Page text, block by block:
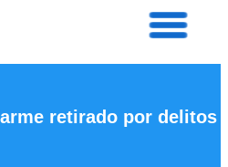
Servicios
retirado por delitos